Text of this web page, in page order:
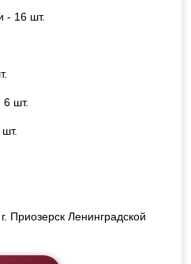
- 16 шт.
6 шт.
Приозерск Ленинградской